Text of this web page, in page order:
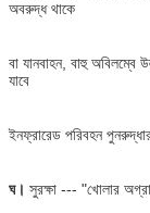
অবরুদ্ধ থাকে
বা যানবাহন, বাহু অবিলম্বে
যাবে
ইনফ্রারেড পরিবহন
ঘ। সুরক্ষা --- "খোলার